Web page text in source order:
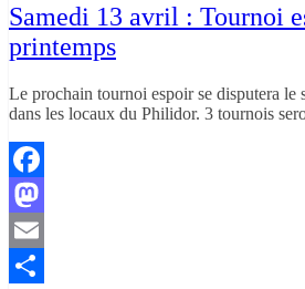
Samedi 13 avril : Tournoi
printemps
Le prochain tournoi espoir se disputera le
dans les locaux du Philidor. 3 tournois
Facebook
Mastodon
Email